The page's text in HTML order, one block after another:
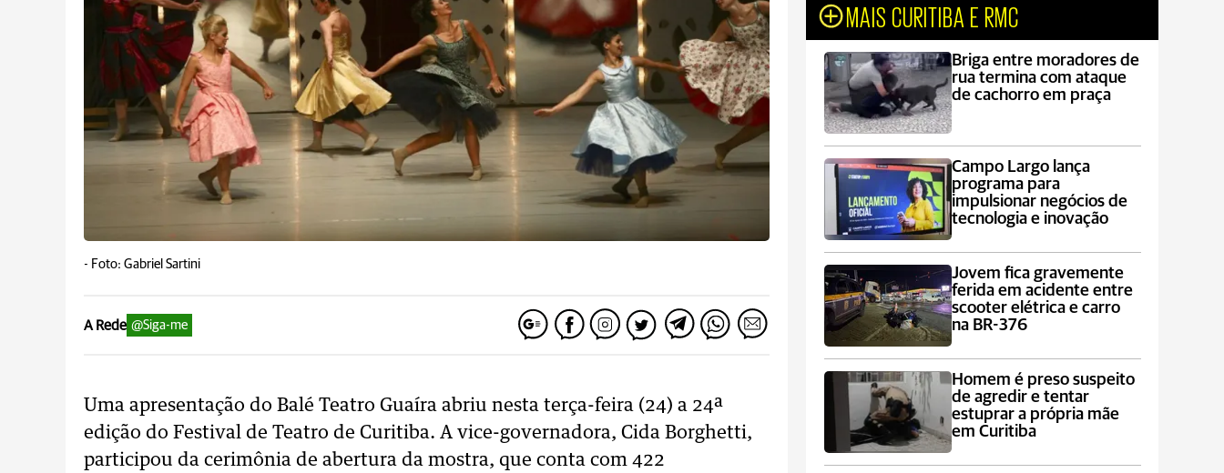
- Foto: Gabriel Sartini
A Rede @Siga-me
Uma apresentação do Balé Teatro Guaíra abriu nesta terça-feira (24) a 24ª
edição do Festival de Teatro de Curitiba. A vice-governadora, Cida Borghetti,
participou da cerimônia de abertura da mostra, que conta com 422
MAIS CURITIBA E RMC
Briga entre moradores de
rua termina com ataque
de cachorro em praça
Campo Largo lança
programa para
impulsionar negócios de
tecnologia e inovação
Jovem fica gravemente
ferida em acidente entre
scooter elétrica e carro
na BR-376
Homem é preso suspeito
de agredir e tentar
estuprar a própria mãe
em Curitiba